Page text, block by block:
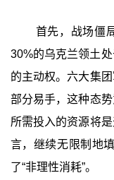
首先，战场僵
30%的乌克兰领土
的主动权。六大集
部分易手，这种态
所需投入的资源将
言，继续无限制地
了“非理性消耗”。